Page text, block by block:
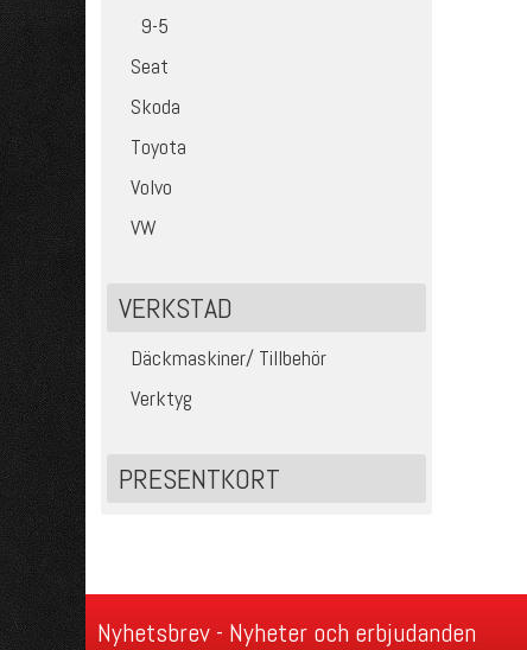
9-5
Seat
Skoda
Toyota
Volvo
VW
VERKSTAD
Däckmaskiner/ Tillbehör
Verktyg
PRESENTKORT
Nyhetsbrev - Nyheter och erbjudanden